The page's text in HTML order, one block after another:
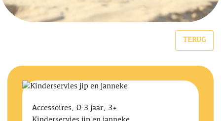
TERUG
Accessoires, 0-3 jaar, 3+